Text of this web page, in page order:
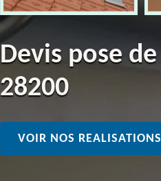
Devis pose
28200
VOIR NOS REALISATIONS